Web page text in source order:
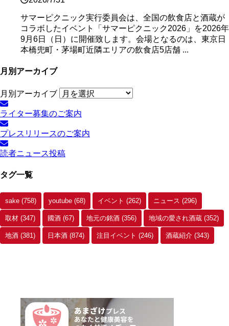
サマーピクニック実⾏委員会は、全国の飲⾷店と酒蔵が
コラボしたイベント「サマーピクニック2026」を2026年
9月6日（日）に開催致します。会場となるのは、東京日
本橋兜町・茅場町近隣エリアの飲食店5店舗 ...
月別アーカイブ
月別アーカイブ
ライター募集のご案内
プレスリリースのご案内
読者ニュース投稿
タグ一覧
sake (758) youtube (68) イベント (262) ニュース (296)
取材 (347) 國酒 (67) 地元の銘酒 (356) 地域の愛され酒蔵 (352)
地酒 (381) 日本酒 (874) 注目イベント (246) 酒蔵紹介 (343)